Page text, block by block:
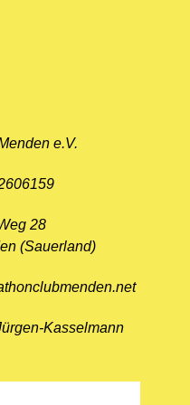
e.V.
28
(Sauerland)
Kasselmann